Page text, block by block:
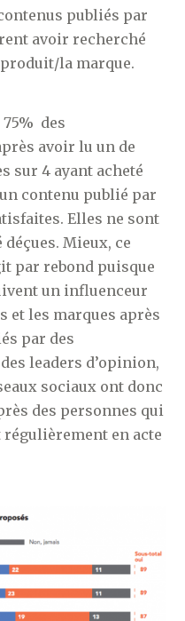
publiés par
avoir recherché
la marque.
des
avoir lu un de
sur 4 ayant acheté
contenu publié par
Elles ne sont
Mieux, ce
par rebond puisque
un influenceur
et les marques après
par des
leaders d’opinion,
sociaux ont donc
des personnes qui
en acte